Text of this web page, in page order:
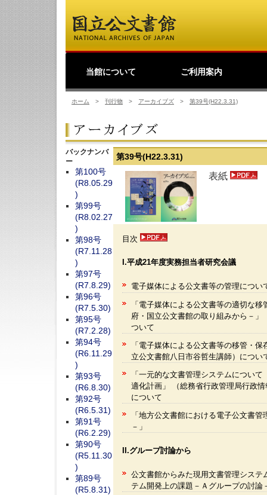
当館について
館長挨拶
事業理念
公文書館概要
業務・活動
歴史公文書等の移管か
ら利用まで
館主催見学会
調査・研究
研修・全国公文書館会
議
国際交流
ご利用案内
利用規則
閲覧室ご利用案内
写しの交付等のご案内
貸出しその他のご案内
取材のご案内
よくあるご質問
ショップ
友の会 デ
日
ホーム > 刊行物 > アーカイブズ > 第39号(H22.3.31)
第39号(H22.3.31)
表紙
目次
I.平成21年度実務担当者研究会議
電子媒体による公文書等の管理につい
「電子媒体による公文書等の適切な
府・国立公文書館の取り組みから－
ついて
「電子媒体による公文書等の移管・
立公文書館八日市谷哲生講師）につい
「一元的な文書管理システムについ
適化計画」 （総務省行政管理局行政
について
「地方公文書館における電子公文書
－」
II.グループ討論から
公文書館からみた現用文書管理シス
テム開発上の課題－Ａグループの討論
バックナンバ
ー
第100号
(R8.05.29
)
第99号
(R8.02.27
)
第98号
(R7.11.28
)
第97号
(R7.8.29)
第96号
(R7.5.30)
第95号
(R7.2.28)
第94号
(R6.11.29
)
第93号
(R6.8.30)
第92号
(R6.5.31)
第91号
(R6.2.29)
第90号
(R5.11.30
)
第89号
(R5.8.31)